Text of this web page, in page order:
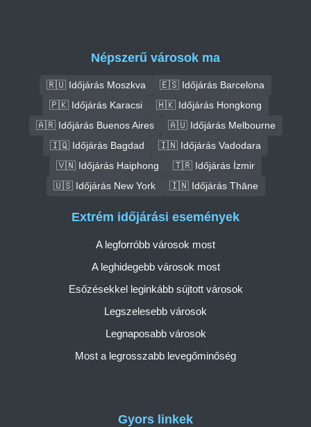
Népszerű városok ma
🇷🇺 Időjárás Moszkva
🇪🇸 Időjárás Barcelona
🇵🇰 Időjárás Karacsi
🇭🇰 Időjárás Hongkong
🇦🇷 Időjárás Buenos Aires
🇦🇺 Időjárás Melbourne
🇮🇶 Időjárás Bagdad
🇮🇳 Időjárás Vadodara
🇻🇳 Időjárás Haiphong
🇹🇷 Időjárás İzmir
🇺🇸 Időjárás New York
🇮🇳 Időjárás Thāne
Gyors linkek
Extrém időjárási események
A legforróbb városok most
A leghidegebb városok most
Esőzésekkel leginkább sújtott városok
Legszelesebb városok
Legnaposabb városok
Most a legrosszabb levegőminőség